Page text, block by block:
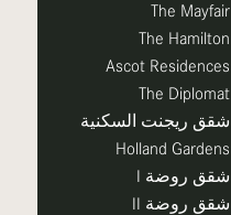
The Mayfair
The Hamilton
Ascot Residences
The Diplomat
شقق ريجنت السكنية
Holland Gardens
شقق روضة I
شقق روضة II